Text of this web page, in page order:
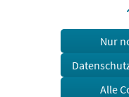
Nur
Alle